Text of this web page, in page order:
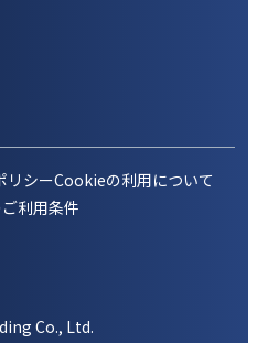
リシーCookieの利用について
利用条件
Co., Ltd.